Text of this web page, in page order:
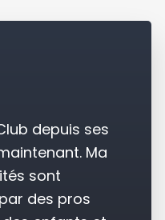
depuis ses
Ma
sont
des pros